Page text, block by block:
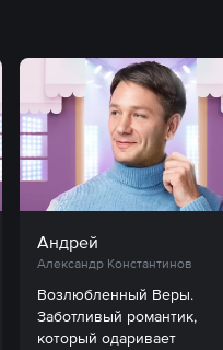
Андрей
Александр Константинов
Возлюбленный Веры.
Заботливый романтик,
который одаривает